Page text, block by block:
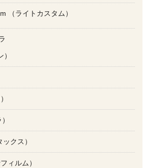
（ライトカスタム）
クス）
ィルム）